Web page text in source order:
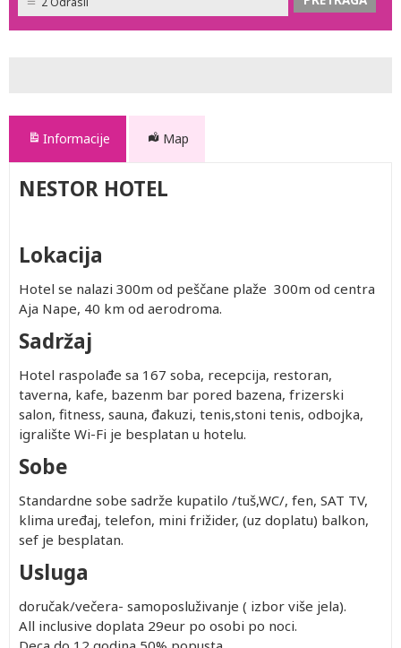
Informacije Map
NESTOR HOTEL
Lokacija
Hotel se nalazi 300m od peščane plaže 300m od centra
Aja Nape, 40 km od aerodroma.
Sadržaj
Hotel raspolađe sa 167 soba, recepcija, restoran,
taverna, kafe, bazenm bar pored bazena, frizerski
salon, fitness, sauna, đakuzi, tenis,stoni tenis, odbojka,
igralište Wi-Fi je besplatan u hotelu.
Sobe
Standardne sobe sadrže kupatilo /tuš,WC/, fen, SAT TV,
klima uređaj, telefon, mini frižider, (uz doplatu) balkon,
sef je besplatan.
Usluga
doručak/večera- samoposluživanje ( izbor više jela).
All inclusive doplata 29eur po osobi po noci.